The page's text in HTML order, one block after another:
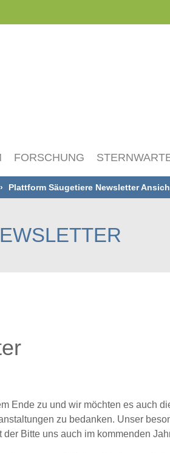
FORSCHUNG
Plattform Säugetiere Newsletter
Ende zu und wir möchten es auch
zu bedanken. Unser
Bitte uns auch im kommenden